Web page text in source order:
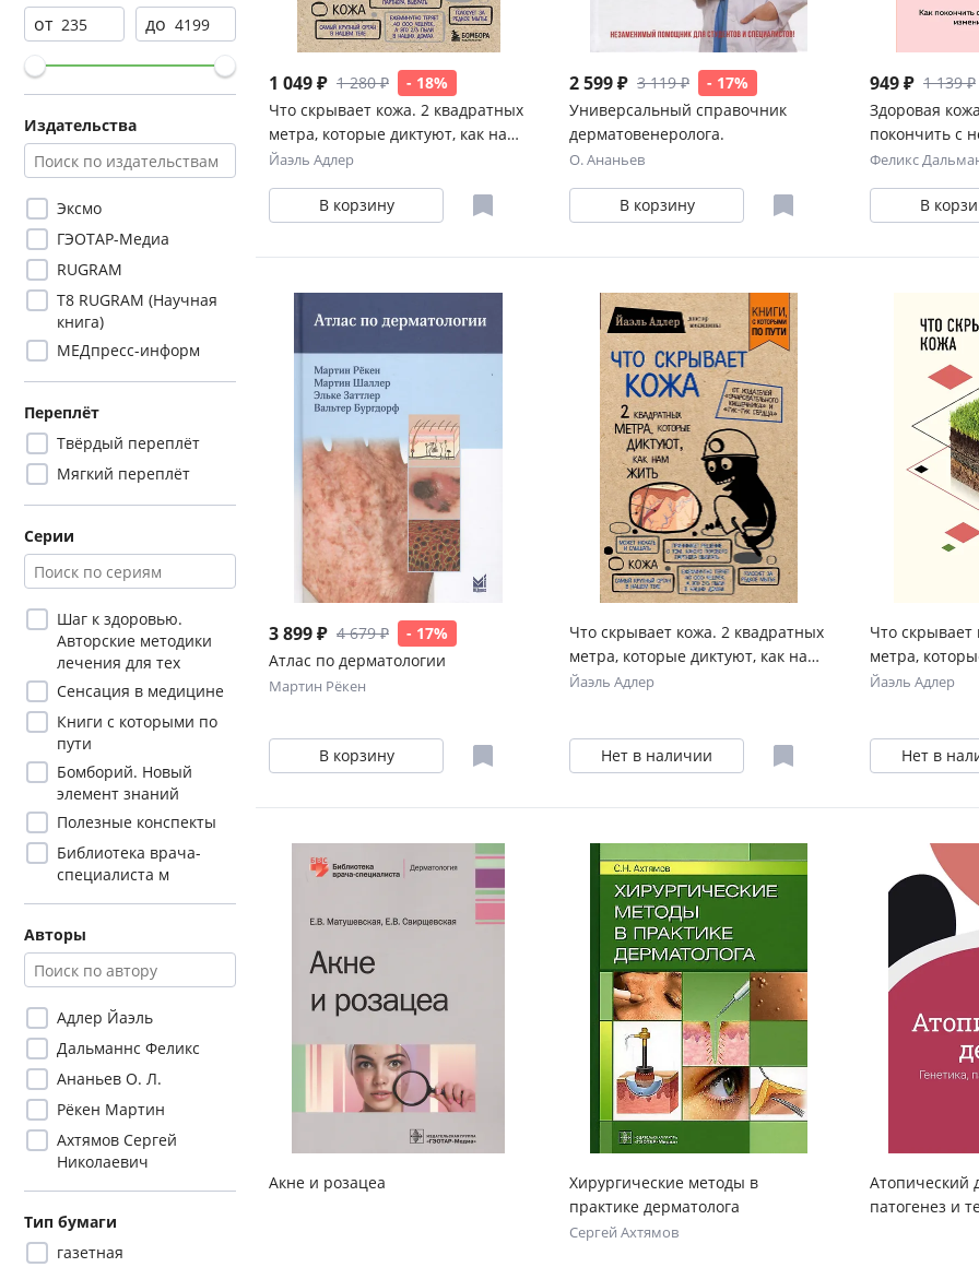
от до
Издательства
Эксмо
ГЭОТАР-Медиа
RUGRAM
Т8 RUGRAM (Научная
книга)
МЕДпресс-информ
Переплёт
Твёрдый переплёт
Мягкий переплёт
Серии
Шаг к здоровью.
Авторские методики
лечения для тех
Сенсация в медицине
Книги с которыми по
пути
Бомборий. Новый
элемент знаний
Полезные конспекты
Библиотека врача-
специалиста м
Авторы
Адлер Йаэль
Дальманнс Феликс
Ананьев О. Л.
Рёкен Мартин
Ахтямов Сергей
Николаевич
Тип бумаги
газетная
1 049 ₽ 1 280 ₽
- 18%
Что скрывает кожа. 2 квадратных
метра, которые диктуют, как нам
жить
Йаэль Адлер
В корзину
2 599 ₽ 3 119 ₽
- 17%
Универсальный справочник
дерматовенеролога.
О. Ананьев
В корзину
949 ₽ 1 139 ₽
Здоровая
покончить с
внешности,
Феликс
В
3 899 ₽ 4 679 ₽
- 17%
Атлас по дерматологии
Мартин Рёкен
В корзину
Что скрывает кожа. 2 квадратных
метра, которые диктуют, как нам
жить (покет)
Йаэль Адлер
Нет в наличии
Что скрывает
метра,
жить
Йаэль Адлер
Нет в
Акне и розацеа
Хирургические методы в
практике дерматолога
Сергей Ахтямов
Атопический
патогенез и